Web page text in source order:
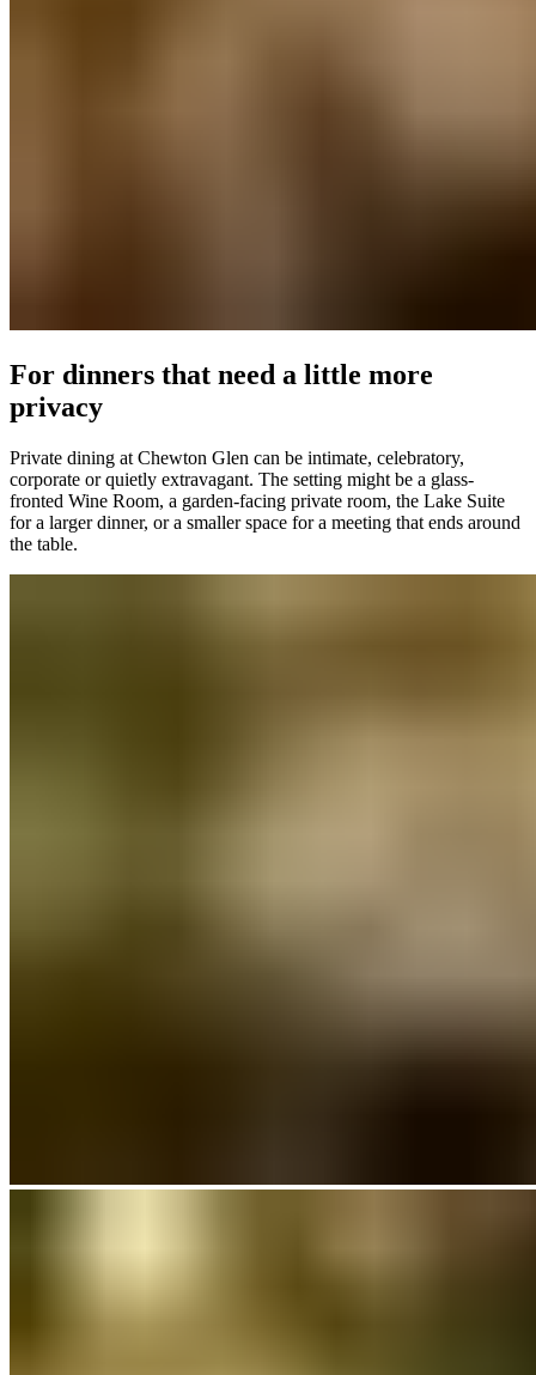
For dinners that need a little more
privacy​​​​‌ ‍ ​‍​‍‌‍ ‌ ​‍‌‍‍‌‌‍‌ ‌‍‍‌‌‍ ‍​‍​‍​ ‍‍​‍​‍‌ ​ ‌‍​‌‌‍ ‍‌‍‍‌‌ ‌​‌ ‍‌​‍ ‍‌‍‍‌‌‍ ​‍​‍​‍ ​​‍​‍‌‍‍​‌ ​‍‌‍‌‌‌‍‌‍​‍​‍​ ‍‍​‍​‍‌‍‍​‌ ‌​‌ ‌​‌ ​​‌ ​ ​ ‍‍​‍ ​‍ ‌‍ ​​‍ ‌‌‍​‌‌‍ ‍‌‍‌​​‍ ‌‌ ​‍​‍ ‌‌‍‍​‌‍ ‌ ‌​‌‍‌‌‌‍ ​‌ ​ ​‍ ‌‌ ​ ‌ ‌​‌ ‌‌‌‍‌​‌‍‍‌‌‍ ​‍ ‍‌ ‌‍‌‍‌‌‌ ​‍‌‍​ ‌‍‌‌‌‍ ​​‍ ‍‌‍​‌‌ ​​‌ ​​​‍ ‌‍‍‌‌‍ ‍‌ ‌​‌‍‌‌‌‍ ‍‌ ‌​​‍ ‌‍‌‌‌‍‌​‌‍‍‌‌ ‌​​‍ ‌‍ ‌‌‍ ‌‍‌​‌‍‌‌​ ‌‌ ​​‌ ​‍‌‍‌‌‌ ​ ‌‍‌‌‌‍ ‍‌ ‌​‌‍​‌‌ ‌​‌‍‍‌‌‍ ‌‍ ‍​ ‍ ‌‍‍‌‌‍‌​​ ‌‌‍​‍​ ‍‌​ ​‍​ ‌​‌‍‌‌‌‍‌​‌‍​‌​ ​‍​‍ ‌​ ‌​‌‍‌‌​ ​‌​ ‍‌​‍ ‌​ ‌​​ ​​​ ​‍​ ​​​‍ ‌‌‍​‌​ ‌‌​ ‌​‌‍​‌​‍ ‌‌‍‌‍‌‍‌​​ ​‌​ ​ ‌‍​‌​ ​ ​ ‍‌​ ‍​​ ‍​​ ​‍​ ‌‍​ ‍​​ ‍ ‌ ‌​‌ ‍‌‌ ​​‌‍‌‌​ ‌‌‍‍​‌‍ ‌ ‌​‌‍‌‌‌‍ ​‌‌​ ‌‍‍‌‌ ‌​‌‍‌‌‌‌​​‌‍​‌‌‍‌ ‌‍‌‌​ ‍ ‌ ​​‌‍​‌‌ ‌​‌‍‍​​ ‌‌ ​​‌‍​‌‌‍‌ ‌‍‌‌‌​​‍‌ ‌‌‌‍‍‌‌‍ ​‌‍‌​‌‍‌‌‌ ​‍​‍‌‌​ ‌‌‌​​‍‌‌ ‌‍‍ ‌‍‌‌‌ ‍‌​‍‌‌​ ​ ‌​‌​​‍‌‌​ ​ ‌​‌​​‍‌‌​ ​‍​ ​‍​ ‌ ​ ​ ​ ‍‌​ ‌ ​ ‌‌‌‍​ ​ ​ ‌‍​‍‌‍​‌‌‍​ ‌‍​‌​ ‌​​‍‌‌​ ​‍​ ​‍​‍‌‌​ ‌‌‌​‌​​‍ ‍‌‍‍​‌‍‌‌‌‍​‌‌‍‌​‌‍‍‌‌‍ ‍‌‍‌ ​ ‌‍​‍‌‍​‌‌ ​ ‌‍‌‌‌‌‌‌‌ ​‍‌‍ ​​ ‌‌‍‍​‌ ‌​‌ ‌​‌ ​​‌ ​ ​‍‌‌​ ​ ‌​​‌​‍‌‌​ ​‍‌​‌‍​‍‌‌​ ​‍‌​‌‍‌‍ ​​‍ ‌‌‍​‌‌‍ ‍‌‍‌​​‍ ‌‌ ​‍​‍ ‌‌‍‍​‌‍ ‌ ‌​‌‍‌‌‌‍ ​‌ ​ ​‍ ‌‌ ​ ‌ ‌​‌ ‌‌‌‍‌​‌‍‍‌‌‍ ​‍ ‍‌ ‌‍‌‍‌‌‌ ​‍‌‍​ ‌‍‌‌‌‍ ​​‍ ‍‌‍​‌‌ ​​‌ ​​​‍‌‍‌‍‍‌‌‍‌​​ ‌‌‍​‍​ ‍‌​ ​‍​ ‌​‌‍‌‌‌‍‌​‌‍​‌​ ​‍​‍ ‌​ ‌​‌‍‌‌​ ​‌​ ‍‌​‍ ‌​ ‌​​ ​​​ ​‍​ ​​​‍ ‌‌‍​‌​ ‌‌​ ‌​‌‍​‌​‍ ‌‌‍‌‍‌‍‌​​ ​‌​ ​ ‌‍​‌​ ​ ​ ‍‌​ ‍​​ ‍​​ ​‍​ ‌‍​ ‍​​‍‌‍‌ ‌​‌ ‍‌‌ ​​‌‍‌‌​ ‌‌‍‍​‌‍ ‌ ‌​‌‍‌‌‌‍ ​‌‌​ ‌‍‍‌‌ ‌​‌‍‌‌‌‌​​‌‍​‌‌‍‌ ‌‍‌‌​‍‌‍‌ ​​‌‍​‌‌ ‌​‌‍‍​​ ‌‌ ​​‌‍​‌‌‍‌ ‌‍‌‌‌​​‍‌ ‌‌‌‍‍‌‌‍ ​‌‍‌​‌‍‌‌‌ ​‍​‍‌‌​ ‌‌‌​​‍‌‌ ‌‍‍ ‌‍‌‌‌ ‍‌​‍‌‌​ ​ ‌​‌​​‍‌‌​ ​ ‌​‌​​‍‌‌​ ​‍​ ​‍​ ‌ ​ ​ ​ ‍‌​ ‌ ​ ‌‌‌‍​ ​ ​ ‌‍​‍‌‍​‌‌‍​ ‌‍​‌​ ‌​​‍‌‌​ ​‍​ ​‍​‍‌‌​ ‌‌‌​‌​​‍ ‍‌‍‍​‌‍‌‌‌‍​‌‌‍‌​‌‍‍‌‌‍ ‍‌‍‌ ​‍‌‍‌ ​​‌‍‌‌‌ ​‍‌ ​ ‌ ​​‌‍‌‌‌‍​ ‌ ‌​‌‍‍‌‌ ‌‍‌‍‌‌​ ‌‌ ​​‌ ‌‌‌‍​‍‌‍ ​‌‍‍‌‌ ​ ‌‍‍​‌‍‌‌‌‍‌​​‍​‍‌ ‌
Private dining at Chewton Glen can be intimate, celebratory,
corporate or quietly extravagant. The setting might be a glass-
fronted Wine Room, a garden-facing private room, the Lake Suite
for a larger dinner, or a smaller space for a meeting that ends around
the table.​​​​‌ ‍ ​‍​‍‌‍ ‌ ​‍‌‍‍‌‌‍‌ ‌‍‍‌‌‍ ‍​‍​‍​ ‍‍​‍​‍‌ ​ ‌‍​‌‌‍ ‍‌‍‍‌‌ ‌​‌ ‍‌​‍ ‍‌‍‍‌‌‍ ​‍​‍​‍ ​​‍​‍‌‍‍​‌ ​‍‌‍‌‌‌‍‌‍​‍​‍​ ‍‍​‍​‍‌‍‍​‌ ‌​‌ ‌​‌ ​​‌ ​ ​ ‍‍​‍ ​‍ ‌‍ ​​‍ ‌‌‍​‌‌‍ ‍‌‍‌​​‍ ‌‌ ​‍​‍ ‌‌‍‍​‌‍ ‌ ‌​‌‍‌‌‌‍ ​‌ ​ ​‍ ‌‌ ​ ‌ ‌​‌ ‌‌‌‍‌​‌‍‍‌‌‍ ​‍ ‍‌ ‌‍‌‍‌‌‌ ​‍‌‍​ ‌‍‌‌‌‍ ​​‍ ‍‌‍​‌‌ ​​‌ ​​​‍ ‌‍‍‌‌‍ ‍‌ ‌​‌‍‌‌‌‍ ‍‌ ‌​​‍ ‌‍‌‌‌‍‌​‌‍‍‌‌ ‌​​‍ ‌‍ ‌‌‍ ‌‍‌​‌‍‌‌​ ‌‌ ​​‌ ​‍‌‍‌‌‌ ​ ‌‍‌‌‌‍ ‍‌ ‌​‌‍​‌‌ ‌​‌‍‍‌‌‍ ‌‍ ‍​ ‍ ‌‍‍‌‌‍‌​​ ‌‌‍​‍​ ‍‌​ ​‍​ ‌​‌‍‌‌‌‍‌​‌‍​‌​ ​‍​‍ ‌​ ‌​‌‍‌‌​ ​‌​ ‍‌​‍ ‌​ ‌​​ ​​​ ​‍​ ​​​‍ ‌‌‍​‌​ ‌‌​ ‌​‌‍​‌​‍ ‌‌‍‌‍‌‍‌​​ ​‌​ ​ ‌‍​‌​ ​ ​ ‍‌​ ‍​​ ‍​​ ​‍​ ‌‍​ ‍​​ ‍ ‌ ‌​‌ ‍‌‌ ​​‌‍‌‌​ ‌‌‍‍​‌‍ ‌ ‌​‌‍‌‌‌‍ ​‌‌​ ‌‍‍‌‌ ‌​‌‍‌‌‌‌​​‌‍​‌‌‍‌ ‌‍‌‌​ ‍ ‌ ​​‌‍​‌‌ ‌​‌‍‍​​ ‌‌ ​​‌‍​‌‌‍‌ ‌‍‌‌‌​​‍‌ ‌‌‌‍‍‌‌‍ ​‌‍‌​‌‍‌‌‌ ​‍​‍‌‌​ ‌‌‌​​‍‌‌ ‌‍‍ ‌‍‌‌‌ ‍‌​‍‌‌​ ​ ‌​‌​​‍‌‌​ ​ ‌​‌​​‍‌‌​ ​‍​ ​‍​ ‌ ​ ​ ​ ‍‌​ ‌ ​ ‌‌‌‍​ ​ ​ ‌‍​‍‌‍​‌‌‍​ ‌‍​‌​ ‌​​‍‌‌​ ​‍​ ​‍​‍‌‌​ ‌‌‌​‌​​‍ ‍‌‍​‍‌‍ ‌‍‌​‌ ‍‌​ ‌‍​‍‌‍​‌‌ ​ ‌‍‌‌‌‌‌‌‌ ​‍‌‍ ​​ ‌‌‍‍​‌ ‌​‌ ‌​‌ ​​‌ ​ ​‍‌‌​ ​ ‌​​‌​‍‌‌​ ​‍‌​‌‍​‍‌‌​ ​‍‌​‌‍‌‍ ​​‍ ‌‌‍​‌‌‍ ‍‌‍‌​​‍ ‌‌ ​‍​‍ ‌‌‍‍​‌‍ ‌ ‌​‌‍‌‌‌‍ ​‌ ​ ​‍ ‌‌ ​ ‌ ‌​‌ ‌‌‌‍‌​‌‍‍‌‌‍ ​‍ ‍‌ ‌‍‌‍‌‌‌ ​‍‌‍​ ‌‍‌‌‌‍ ​​‍ ‍‌‍​‌‌ ​​‌ ​​​‍‌‍‌‍‍‌‌‍‌​​ ‌‌‍​‍​ ‍‌​ ​‍​ ‌​‌‍‌‌‌‍‌​‌‍​‌​ ​‍​‍ ‌​ ‌​‌‍‌‌​ ​‌​ ‍‌​‍ ‌​ ‌​​ ​​​ ​‍​ ​​​‍ ‌‌‍​‌​ ‌‌​ ‌​‌‍​‌​‍ ‌‌‍‌‍‌‍‌​​ ​‌​ ​ ‌‍​‌​ ​ ​ ‍‌​ ‍​​ ‍​​ ​‍​ ‌‍​ ‍​​‍‌‍‌ ‌​‌ ‍‌‌ ​​‌‍‌‌​ ‌‌‍‍​‌‍ ‌ ‌​‌‍‌‌‌‍ ​‌‌​ ‌‍‍‌‌ ‌​‌‍‌‌‌‌​​‌‍​‌‌‍‌ ‌‍‌‌​‍‌‍‌ ​​‌‍​‌‌ ‌​‌‍‍​​ ‌‌ ​​‌‍​‌‌‍‌ ‌‍‌‌‌​​‍‌ ‌‌‌‍‍‌‌‍ ​‌‍‌​‌‍‌‌‌ ​‍​‍‌‌​ ‌‌‌​​‍‌‌ ‌‍‍ ‌‍‌‌‌ ‍‌​‍‌‌​ ​ ‌​‌​​‍‌‌​ ​ ‌​‌​​‍‌‌​ ​‍​ ​‍​ ‌ ​ ​ ​ ‍‌​ ‌ ​ ‌‌‌‍​ ​ ​ ‌‍​‍‌‍​‌‌‍​ ‌‍​‌​ ‌​​‍‌‌​ ​‍​ ​‍​‍‌‌​ ‌‌‌​‌​​‍ ‍‌‍​‍‌‍ ‌‍‌​‌ ‍‌​‍‌‍‌ ​​‌‍‌‌‌ ​‍‌ ​ ‌ ​​‌‍‌‌‌‍​ ‌ ‌​‌‍‍‌‌ ‌‍‌‍‌‌​ ‌‌ ​​‌ ‌‌‌‍​‍‌‍ ​‌‍‍‌‌ ​ ‌‍‍​‌‍‌‌‌‍‌​​‍​‍‌ ‌